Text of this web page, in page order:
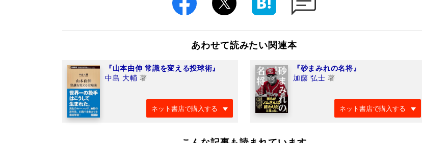
あわせて読みたい関連本
『山本由伸 常識を変える投球術』
中島 大輔 著
ネット書店で購入する
『砂まみれの名将』
加藤 弘士 著
ネット書店で購入する